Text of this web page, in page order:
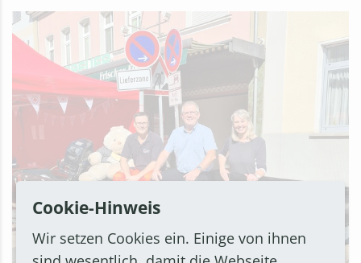
Cookie-Hinweis
Wir setzen Cookies ein. Einige von ihnen